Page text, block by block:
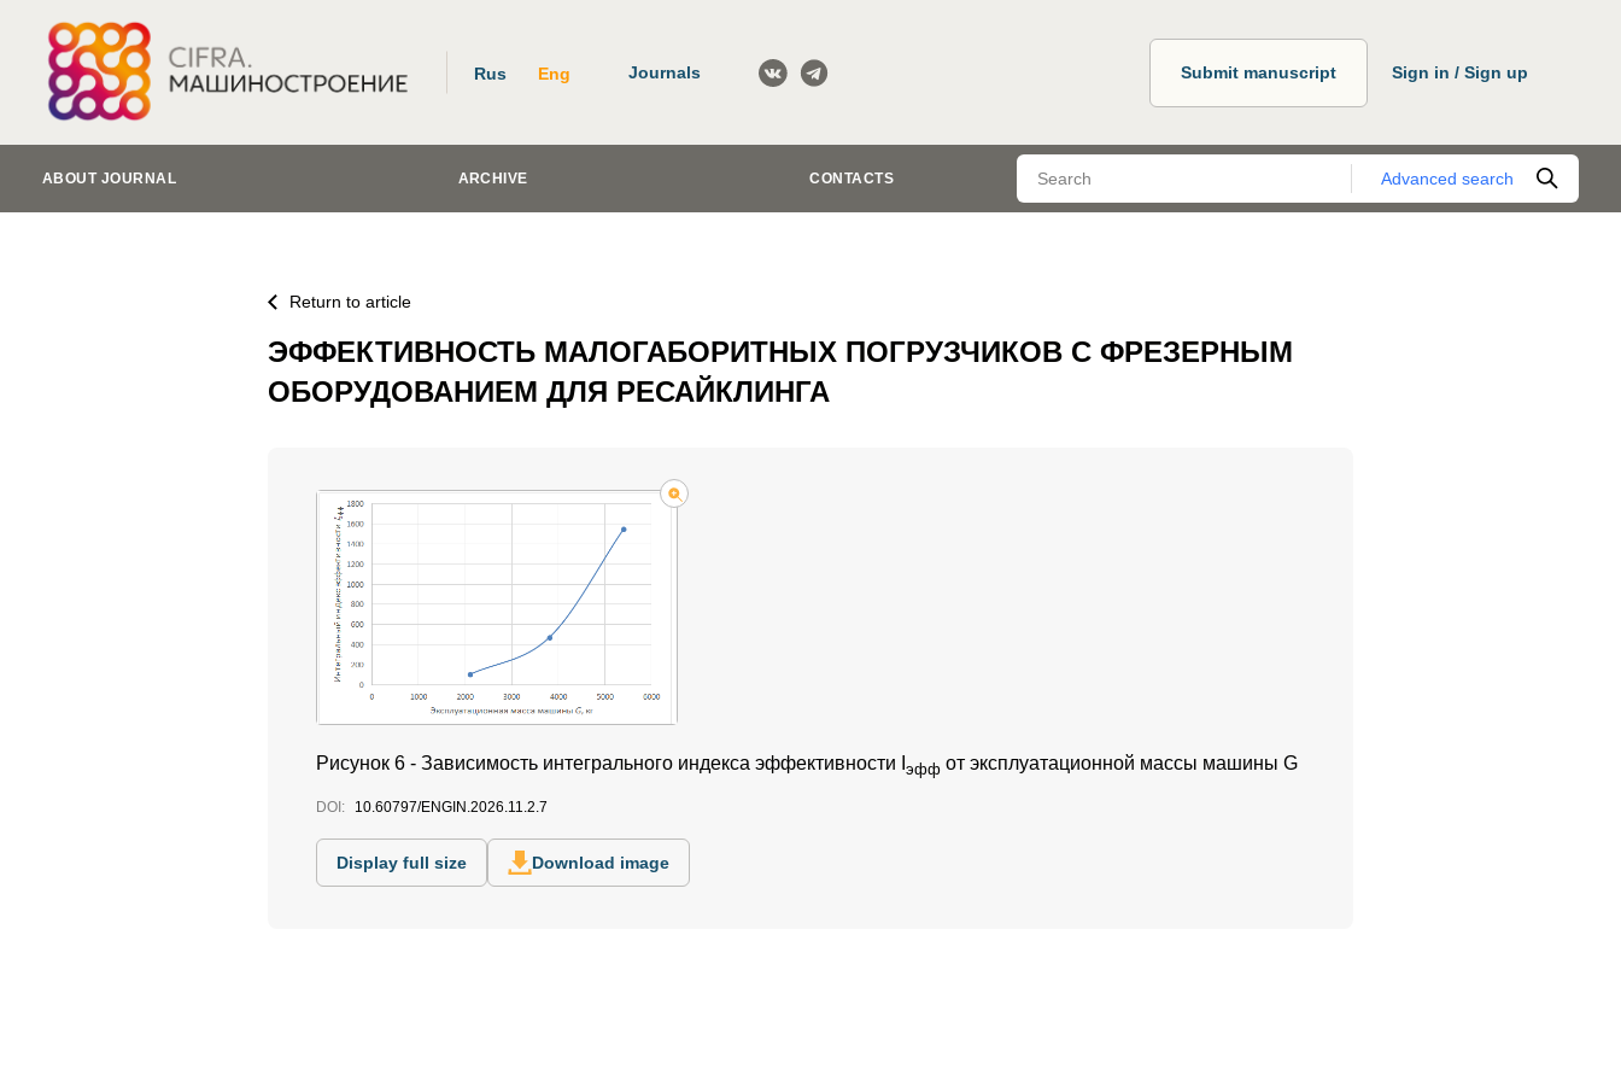
Rus Eng Journals Submit manuscript Sign in / Sign up
ABOUT JOURNAL ARCHIVE CONTACTS Advanced search
Return to article
ЭФФЕКТИВНОСТЬ МАЛОГАБОРИТНЫХ ПОГРУЗЧИКОВ С ФРЕЗЕРНЫМ
ОБОРУДОВАНИЕМ ДЛЯ РЕСАЙКЛИНГА
Рисунок 6 - Зависимость интегрального индекса эффективности I эфф от эксплуатационной массы машины G
DOI: 10.60797/ENGIN.2026.11.2.7
Display full size Download image